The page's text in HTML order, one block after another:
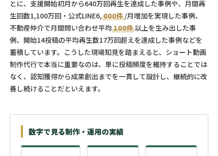
とに、支援開始初月から640万回再生を達成した事例や、月間再
生回数1,100万回・公式LINE6, 000件 /月増加を実現した事例、
不動産仲介で月間問い合わせ平均 100件以上を生み出した事
例、開始14投稿の平均再生数17万回超えを達成した事例などを
蓄積しています。こうした現場知見を踏まえると、ショート動画
制作代行で本当に重要なのは、単に投稿頻度を維持することでは
なく、認知獲得から成果創出までを一貫して設計し、継続的に改
善し続けることだといえます。
数字で見る制作・運用の実績